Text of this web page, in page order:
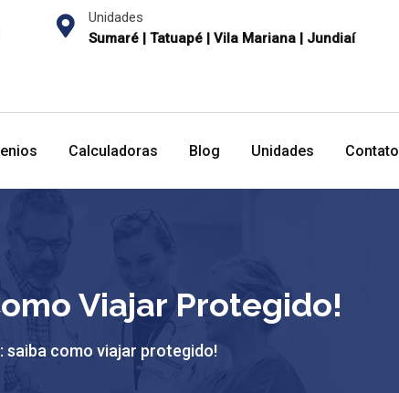
Unidades
Sumaré | Tatuapé | Vila Mariana | Jundiaí
Calculadoras Blog Unidades Contato
Viajar Protegido!
saiba como viajar protegido!